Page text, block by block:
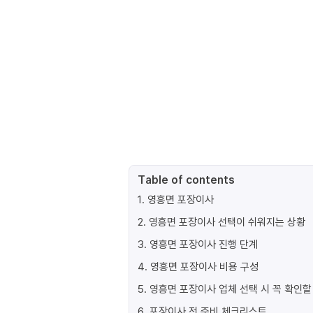
Table of contents
1. 영흥면 포장이사
2. 영흥면 포장이사 선택이 쉬워지는 상황
3. 영흥면 포장이사 진행 단계
4. 영흥면 포장이사 비용 구성
5. 영흥면 포장이사 업체 선택 시 꼭 확인